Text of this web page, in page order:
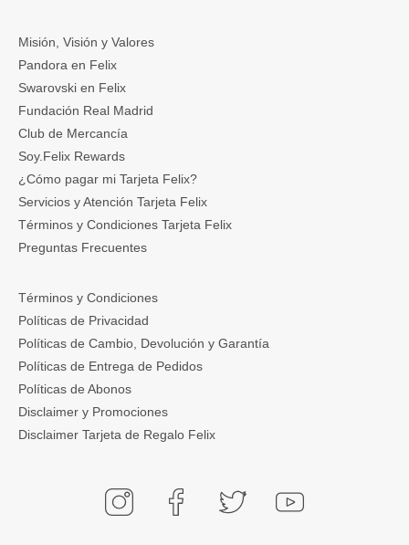
Misión, Visión y Valores
Pandora en Felix
Swarovski en Felix
Fundación Real Madrid
Club de Mercancía
Soy.Felix Rewards
¿Cómo pagar mi Tarjeta Felix?
Servicios y Atención Tarjeta Felix
Términos y Condiciones Tarjeta Felix
Preguntas Frecuentes
Términos y Condiciones
Políticas de Privacidad
Políticas de Cambio, Devolución y Garantía
Políticas de Entrega de Pedidos
Políticas de Abonos
Disclaimer y Promociones
Disclaimer Tarjeta de Regalo Felix